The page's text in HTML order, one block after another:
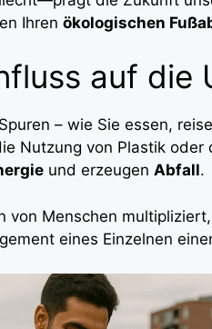
Ihren ökologischen
auf die
– wie Sie essen,
Nutzung von Plastik oder
und erzeugen Abfall.
von Menschen
eines Einzelnen